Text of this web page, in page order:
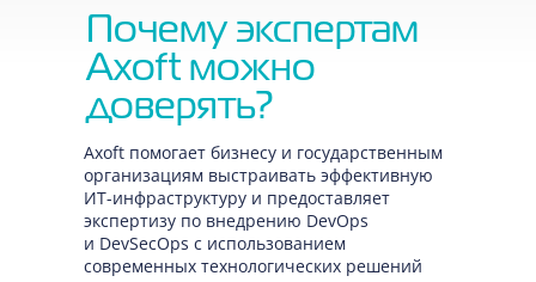
Axoft помогает бизнесу и государственным
организациям выстраивать эффективную
ИТ-инфраструктуру и предоставляет
экспертизу по внедрению DevOps
и DevSecOps с использованием
современных технологических решений
Почему экспертам
Axoft можно
доверять?